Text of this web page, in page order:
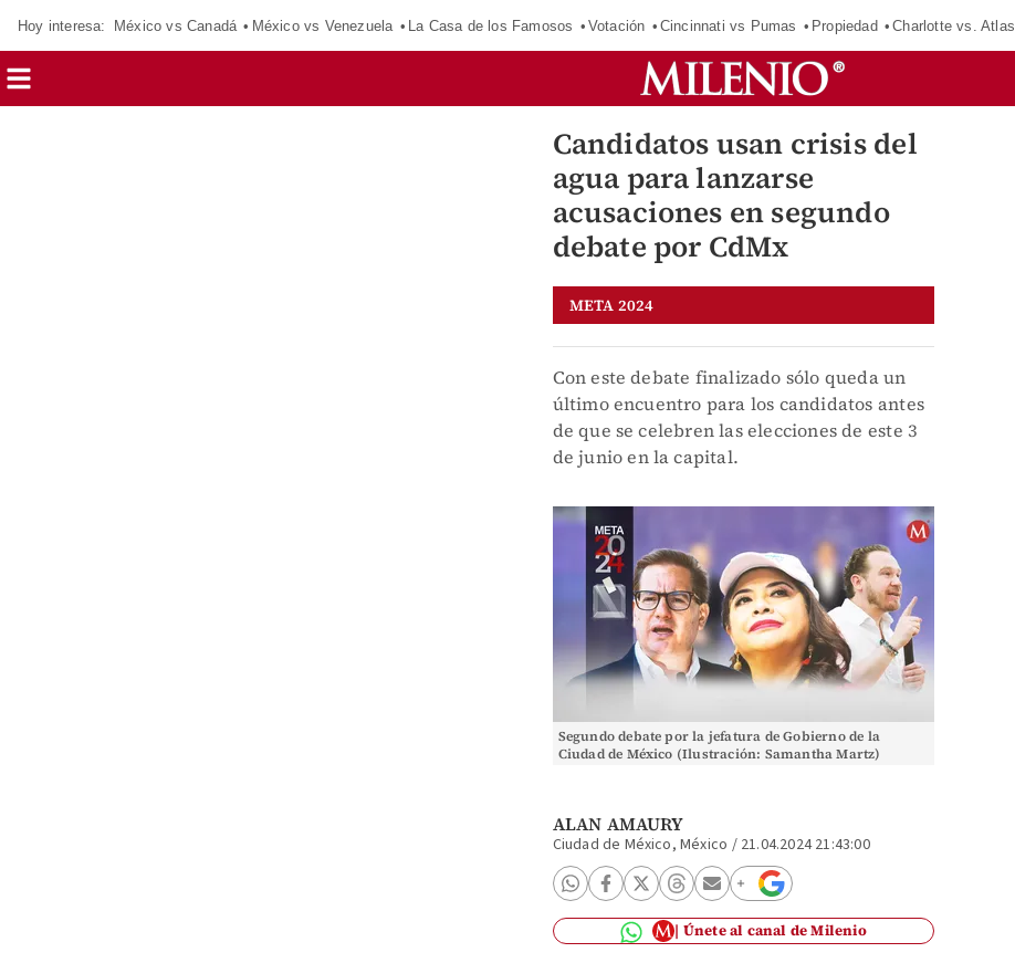
Hoy interesa: México vs Canadá México vs Venezuela La Casa de los Famosos Votación Cincinnati vs Pumas Propiedad Charlotte vs. Atlas
Candidatos usan crisis del
agua para lanzarse
acusaciones en segundo
debate por CdMx
META 2024
Con este debate finalizado sólo queda un
último encuentro para los candidatos antes
de que se celebren las elecciones de este 3
de junio en la capital.
Segundo debate por la jefatura de Gobierno de la
Ciudad de México (Ilustración: Samantha Martz)
ALAN AMAURY
Ciudad de México, México / 21.04.2024 21:43:00
Únete al canal de Milenio